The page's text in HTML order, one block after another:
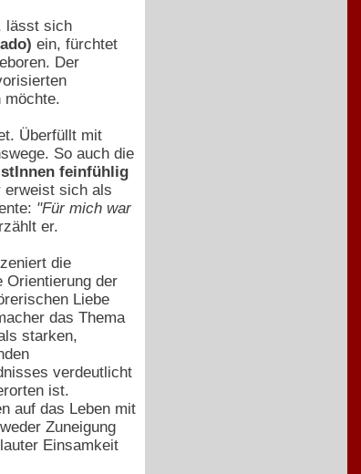
lässt sich
ein, fürchtet
Der
möchte.
Überfüllt mit
So auch die
feinfühlig
erweist sich als
"Für mich war
er.
die
Orientierung der
Liebe
das Thema
starken,
verdeutlicht
ist.
auf das Leben mit
Zuneigung
Einsamkeit